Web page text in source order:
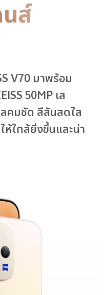
ส์
V70 มาพร้อม
50MP เส
คมชัด สีสันสดใส
ห้ใกล้ยิ่งขึ้นและน่า